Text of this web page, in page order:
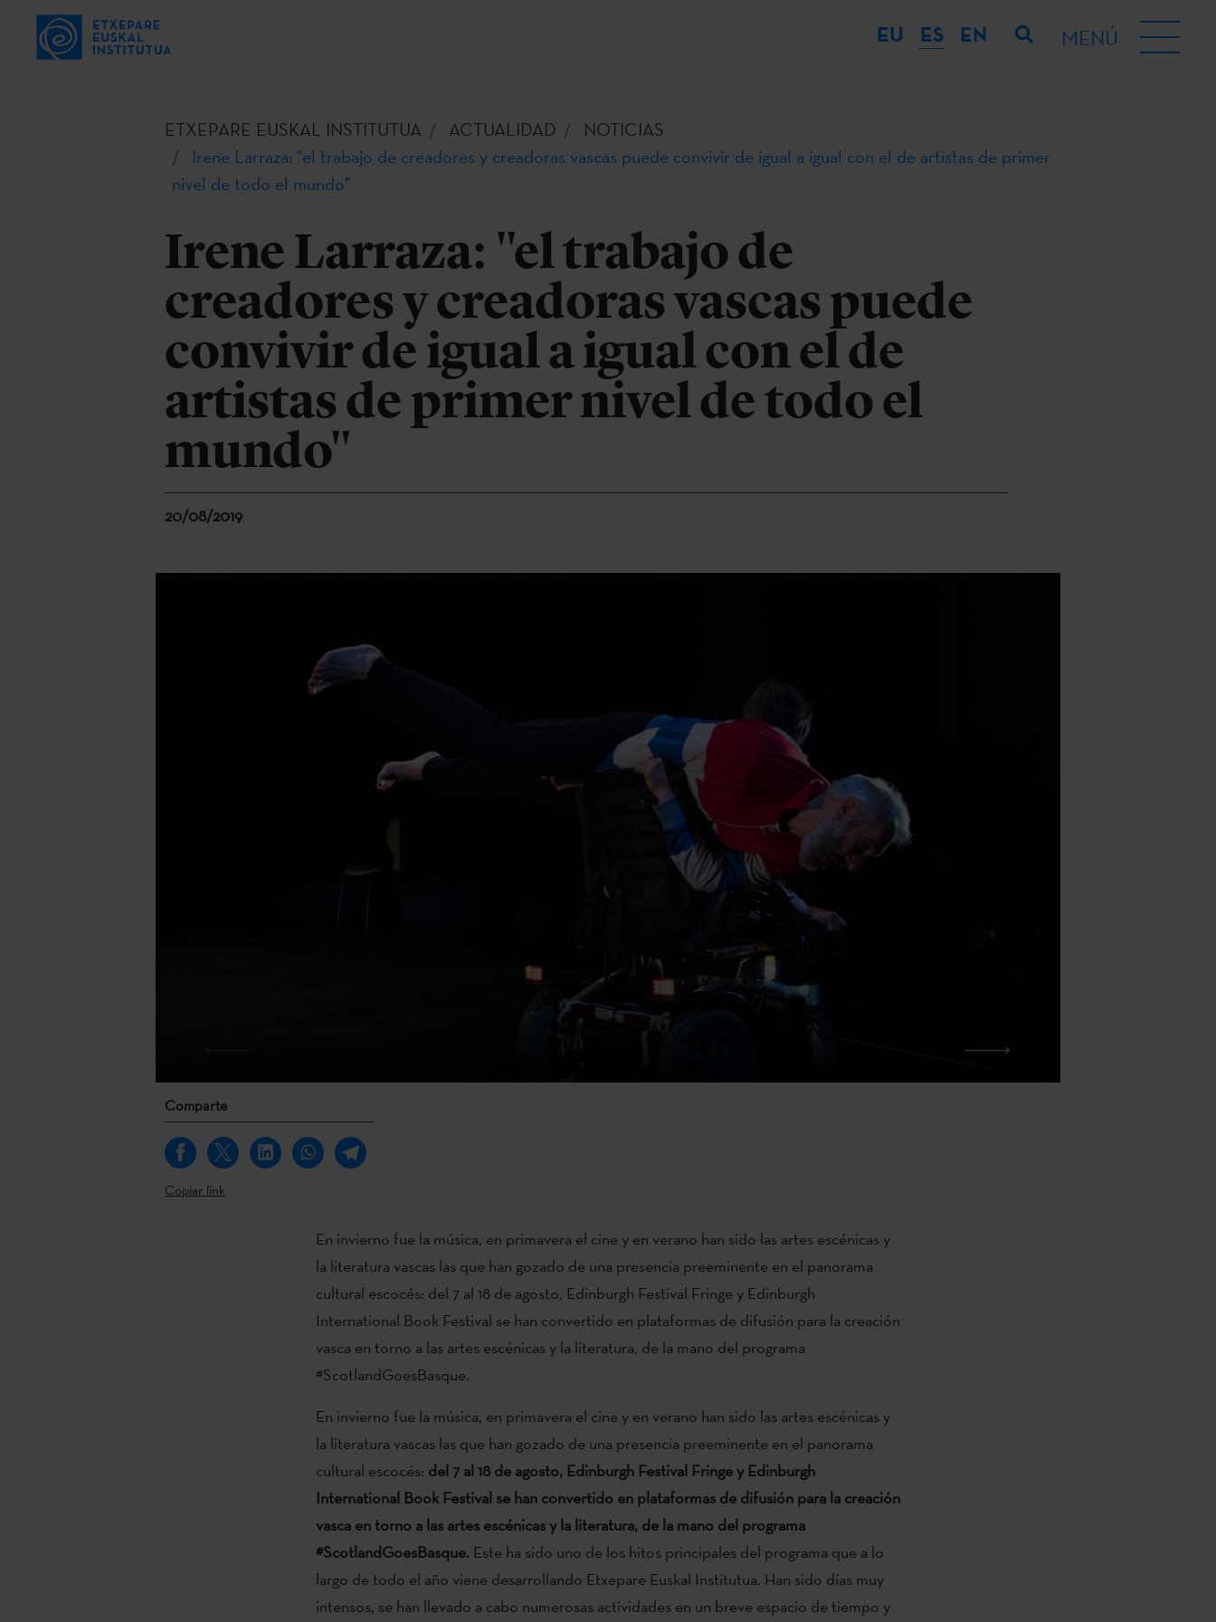
EU ES EN MENÚ
ETXEPARE EUSKAL INSTITUTUA ACTUALIDAD
NOTICIAS
Irene Larraza: "el trabajo de creadores y creadoras vascas puede convivir de igual a igual con el de artistas de primer
nivel de todo el mundo"
Irene Larraza: "el trabajo de
creadores y creadoras vascas puede
convivir de igual a igual con el de
artistas de primer nivel de todo el
mundo"
20/08/2019
Comparte
Copiar link
En invierno fue la música, en primavera el cine y en verano han sido las artes escénicas y
la literatura vascas las que han gozado de una presencia preeminente en el panorama
cultural escocés: del 7 al 18 de agosto, Edinburgh Festival Fringe y Edinburgh
International Book Festival se han convertido en plataformas de difusión para la creación
vasca en torno a las artes escénicas y la literatura, de la mano del programa
#ScotlandGoesBasque.
En invierno fue la música, en primavera el cine y en verano han sido las artes escénicas y
la literatura vascas las que han gozado de una presencia preeminente en el panorama
cultural escocés: del 7 al 18 de agosto, Edinburgh Festival Fringe y Edinburgh
International Book Festival se han convertido en plataformas de difusión para la creación
vasca en torno a las artes escénicas y la literatura, de la mano del programa
#ScotlandGoesBasque. Este ha sido uno de los hitos principales del programa que a lo
largo de todo el año viene desarrollando Etxepare Euskal Institutua. Han sido días muy
intensos, se han llevado a cabo numerosas actividades en un breve espacio de tiempo y